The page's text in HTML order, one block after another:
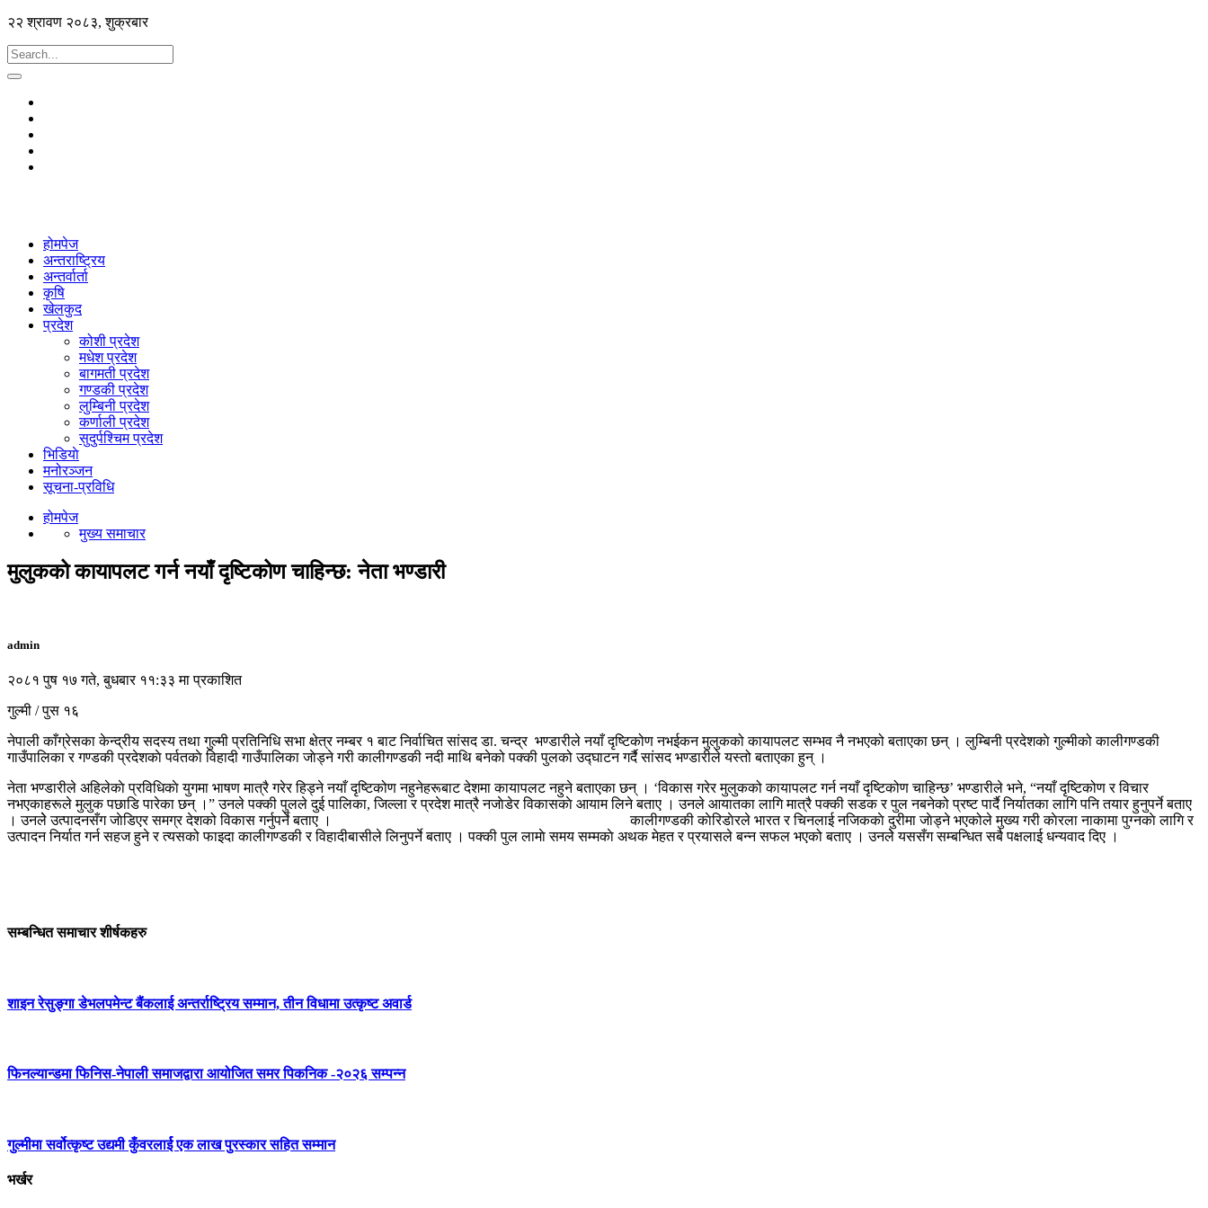
२२ श्रावण २०८३, शुक्रबार
होमपेज
अन्तराष्ट्रिय
अन्तर्वार्ता
कृषि
खेलकुद
प्रदेश
कोशी प्रदेश
मधेश प्रदेश
बागमती प्रदेश
गण्डकी प्रदेश
लुम्बिनी प्रदेश
कर्णाली प्रदेश
सुदुर्पश्चिम प्रदेश
भिडियाे
मनोरञ्जन
सूचना-प्रविधि
होमपेज
मुख्य समाचार
मुलुकको कायापलट गर्न नयाँ दृष्टिकोण चाहिन्छ: नेता भण्डारी
admin
२०८१ पुष १७ गते, बुधबार ११:३३ मा प्रकाशित
गुल्मी / पुस १६
नेपाली काँग्रेसका केन्द्रीय सदस्य तथा गुल्मी प्रतिनिधि सभा क्षेत्र नम्बर १ बाट निर्वाचित सांसद डा. चन्द्र भण्डारीले नयाँ दृष्टिकोण नभईकन मुलुकको कायापलट सम्भव नै नभएको बताएका छन् । लुम्बिनी प्रदेशकाे गुल्मीको कालीगण्डकी
गाउँपालिका र गण्डकी प्रदेशकाे पर्वतकाे विहादी गाउँपालिका जाेड्ने गरी कालीगण्डकी नदी माथि बनेको पक्की पुलको उद्घाटन गर्दै सांसद भण्डारीले यस्तो बताएका हुन् ।
नेता भण्डारीले अहिलेकाे प्रविधिकाे युगमा भाषण मात्रै गरेर हिड्ने नयाँ दृष्टिकोण नहुनेहरूबाट देशमा कायापलट नहुने बताएका छन् । ‘विकास गरेर मुलुकको कायापलट गर्न नयाँ दृष्टिकोण चाहिन्छ’ भण्डारीले भने, “नयाँ दृष्टिकोण र विचार
नभएकाहरूले मुलुक पछाडि पारेका छन् ।” उनले पक्की पुलले दुई पालिका, जिल्ला र प्रदेश मात्रै नजाेडेर विकासकाे आयाम लिने बताए । उनले आयातका लागि मात्रै पक्की सडक र पुल नबनेको प्रष्ट पार्दै निर्यातका लागि पनि तयार हुनुपर्ने बताए
। उनलेे उत्पादनसँग जाेडिएर समग्र देशको विकास गर्नुपर्ने बताए । कालीगण्डकी काेरिडाेरले भारत र चिनलाई नजिककाे दुरीमा जाेड्ने भएकोले मुख्य गरी काेरला नाकामा पुग्नकाे लागि र
उत्पादन निर्यात गर्न सहज हुने र त्यसको फाइदा कालीगण्डकी र विहादीबासीले लिनुपर्ने बताए । पक्की पुल लामाे समय सम्मकाे अथक मेहत र प्रयासले बन्न सफल भएको बताए । उनलेे यससँग सम्बन्धित सबै पक्षलाई धन्यवाद दिए ।
सम्बन्धित समाचार शीर्षकहरु
शाइन रेसुङ्गा डेभलपमेन्ट बैंकलाई अन्तर्राष्ट्रिय सम्मान, तीन विधामा उत्कृष्ट अवार्ड
फिनल्यान्डमा फिनिस-नेपाली समाजद्वारा आयोजित समर पिकनिक -२०२६ सम्पन्न
गुल्मीमा सर्वोत्कृष्ट उद्यमी कुँवरलार्ई एक लाख पुरस्कार सहित सम्मान
भर्खर